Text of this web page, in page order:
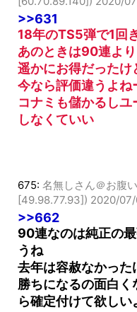
[60.70.89.140])
>>631
18年のTS5弾で1回
あのときは90連より
遥かにお得だったけ
今なら評価違うよね
コナミも儲かるしユ
675:名無しさん＠お腹
[49.98.77.93])
>>662
90連なのは純正の
うね
去年は容赦なかっ
勝ちになるの面白く